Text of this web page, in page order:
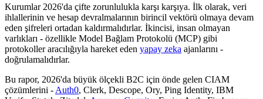
Kurumlar 2026'da çifte zorunlulukla karşı karşıya. İlk olarak, veri
ihlallerinin ve hesap devralmalarının birincil vektörü olmaya devam
eden şifreleri ortadan kaldırmalıdırlar. İkincisi, insan olmayan
varlıkları - özellikle Model Bağlam Protokolü (MCP) gibi
protokoller aracılığıyla hareket eden yapay zeka ajanlarını -
doğrulamalıdırlar.
Bu rapor, 2026'da büyük ölçekli B2C için önde gelen CIAM
çözümlerini - Auth0, Clerk, Descope, Ory, Ping Identity, IBM